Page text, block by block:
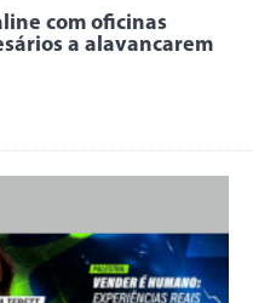
com oficinas
a alavancarem